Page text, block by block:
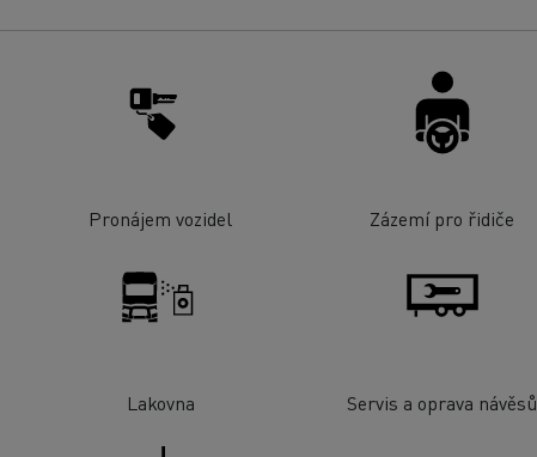
Pronájem vozidel Zázemí pro řidiče
Lakovna Servis a oprava návěsů